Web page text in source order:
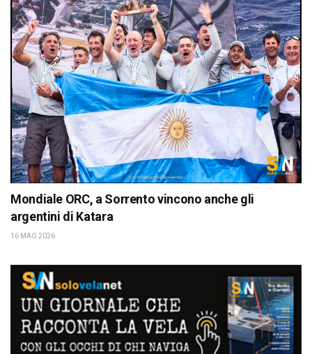
Mondiale ORC, a Sorrento vincono anche gli
argentini di Katara
16 MAG 2026